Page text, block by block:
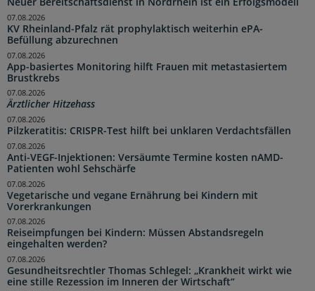
KV Rheinland-Pfalz rät prophylaktisch weiterhin ePA-
Befüllung abzurechnen
07.08.2026
App-basiertes Monitoring hilft Frauen mit metastasiertem
Brustkrebs
07.08.2026
Ärztlicher Hitzehass
07.08.2026
Pilzkeratitis: CRISPR-Test hilft bei unklaren Verdachtsfällen
07.08.2026
Anti-VEGF-Injektionen: Versäumte Termine kosten nAMD-
Patienten wohl Sehschärfe
07.08.2026
Vegetarische und vegane Ernährung bei Kindern mit
Vorerkrankungen
07.08.2026
Reiseimpfungen bei Kindern: Müssen Abstandsregeln
eingehalten werden?
07.08.2026
Gesundheitsrechtler Thomas Schlegel: „Krankheit wirkt wie
eine stille Rezession im Inneren der Wirtschaft“
07.08.2026